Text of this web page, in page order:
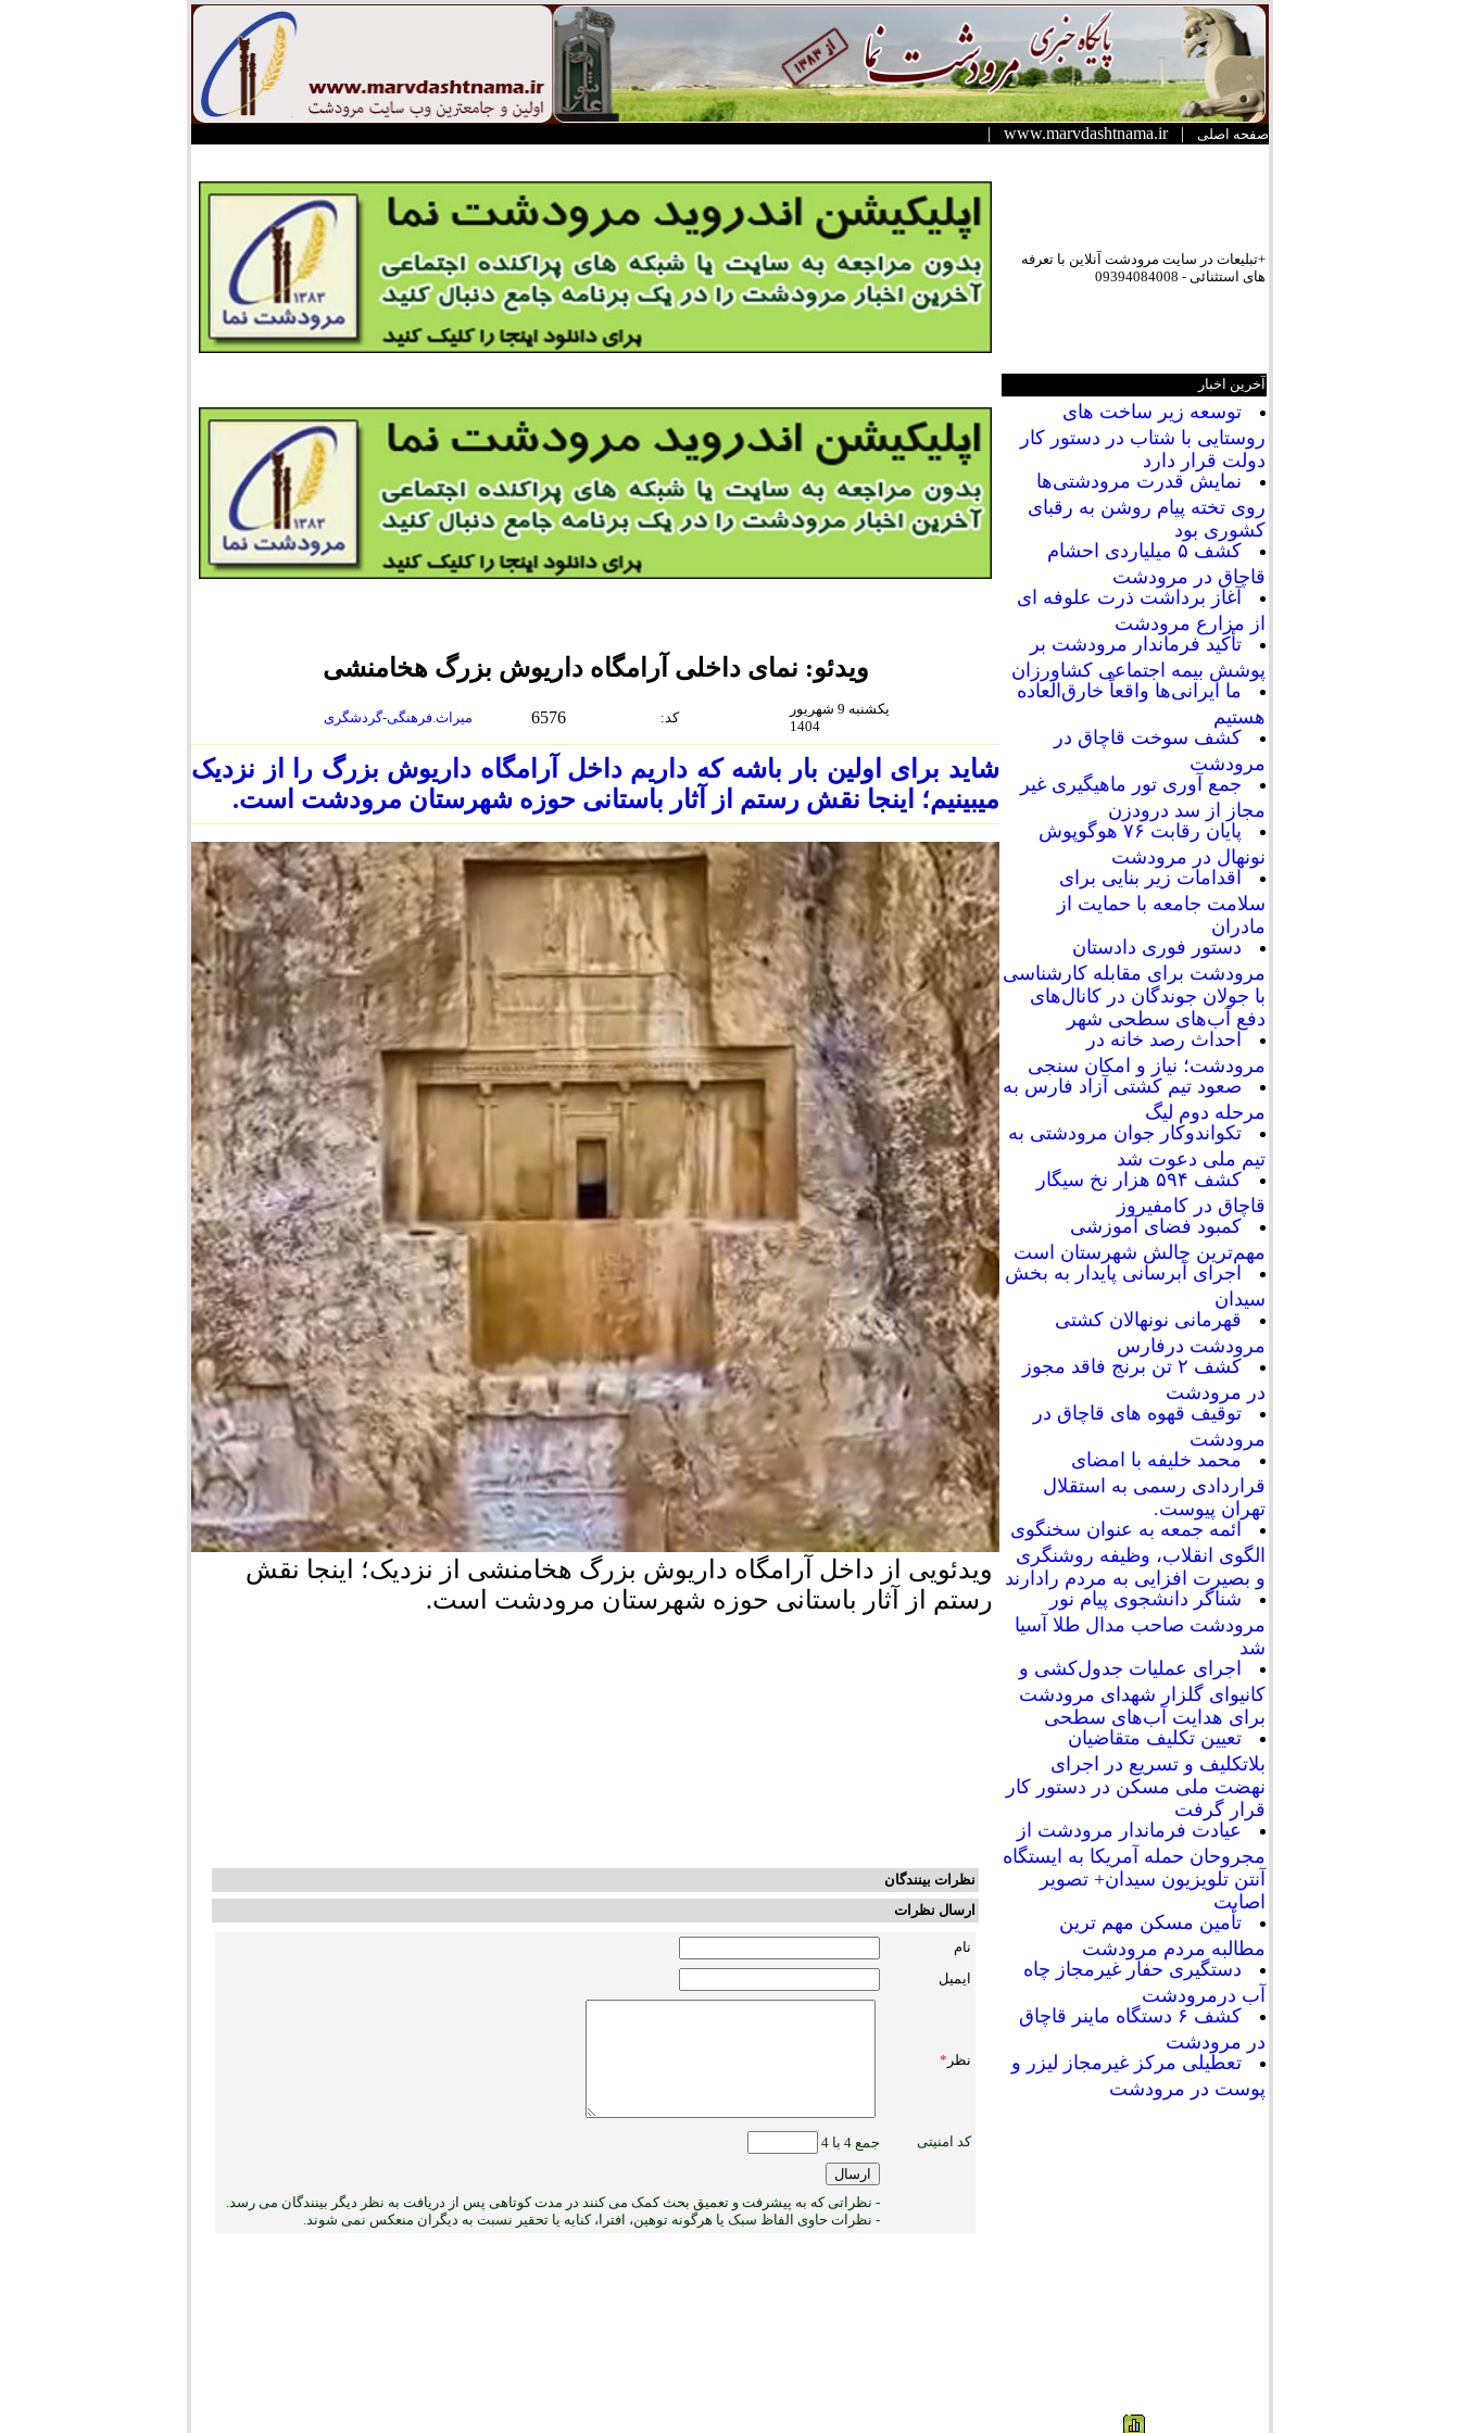
صفحه اصلی |
www.marvdashtnama.ir
|
+تبلیعات در سایت مرودشت آنلاین با تعرفه
های استثنائی - 09394084008
آخرین اخبار
توسعه زیر ساخت های
روستایی با شتاب در دستور کار
دولت قرار دارد
نمایش قدرت مرودشتی‌ها
روی تخته پیام روشن به رقبای
کشوری بود
کشف ۵ میلیاردی احشام
قاچاق در مرودشت
آغاز برداشت ذرت علوفه ای
از مزارع مرودشت
تأکید فرماندار مرودشت بر
پوشش بیمه اجتماعی کشاورزان
ما ایرانی‌ها واقعاً خارق‌العاده
هستیم
کشف سوخت قاچاق در
مرودشت
جمع آوری تور ماهیگیری غیر
مجاز از سد درودزن
پایان رقابت‌ ۷۶ هوگوپوش
نونهال در مرودشت
اقدامات زیر بنایی برای
سلامت جامعه با حمایت از
مادران
دستور فوری دادستان
مرودشت برای مقابله کارشناسی
با جولان جوندگان در کانال‌های
دفع آب‌های سطحی شهر
احداث رصد خانه در
مرودشت؛ نیاز و امکان سنجی
صعود تیم کشتی آزاد فارس به
مرحله دوم لیگ
تکواندوکار جوان مرودشتی به
تیم ملی دعوت شد
کشف ۵۹۴ هزار نخ سیگار
قاچاق در کامفیروز
کمبود فضای آموزشی
مهم‌ترین چالش شهرستان است
اجرای آبرسانی پایدار به بخش
سیدان
قهرمانی نونهالان کشتی
مرودشت درفارس
کشف ۲ تن برنج فاقد مجوز
در مرودشت
توقیف قهوه های قاچاق در
مرودشت
محمد خلیفه با امضای
قراردادی رسمی به استقلال
تهران پیوست.
ائمه جمعه به عنوان سخنگوی
الگوی انقلاب، وظیفه روشنگری
و بصیرت افزایی به مردم رادارند
شناگر دانشجوی پیام نور
مرودشت صاحب مدال طلا آسیا
شد
اجرای عملیات جدول‌کشی و
کانیوای گلزار شهدای مرودشت
برای هدایت آب‌های سطحی
تعیین تکلیف متقاضیان
بلاتکلیف و تسریع در اجرای
نهضت ملی مسکن در دستور کار
قرار گرفت
عیادت فرماندار مرودشت از
مجروحان حمله آمریکا به ایستگاه
آنتن تلویزیون سیدان+ تصویر
اصابت
تأمین مسکن مهم ترین
مطالبه مردم مرودشت
دستگیری حفار غیرمجاز چاه
آب درمرودشت
کشف ۶ دستگاه ماینر قاچاق
در مرودشت
تعطیلی مرکز غیرمجاز لیزر و
پوست در مرودشت
ویدئو: نمای داخلی آرامگاه داریوش بزرگ هخامنشی
6576 :كد
یکشنبه 9 شهریور
1404
شاید برای اولین بار باشه که داریم داخل آرامگاه داریوش بزرگ را از نزدیک
میبینیم؛ اینجا نقش رستم از آثار باستانی حوزه شهرستان مرودشت است.
ویدئویی از داخل آرامگاه داریوش بزرگ هخامنشی از نزدیک؛ اینجا نقش
رستم از آثار باستانی حوزه شهرستان مرودشت است.
نظرات بینندگان
ارسال نظرات
نام
ایمیل
نظر *
کد امنیتی جمع 4 با 4
- نظراتی که به پیشرفت و تعمیق بحث کمک می کنند در مدت کوتاهی پس از دریافت به نظر دیگر بینندگان می رسد.
- نظرات حاوی الفاظ سبک یا هرگونه توهین، افترا، کنایه یا تحقیر نسبت به دیگران منعکس نمی ‏شوند.